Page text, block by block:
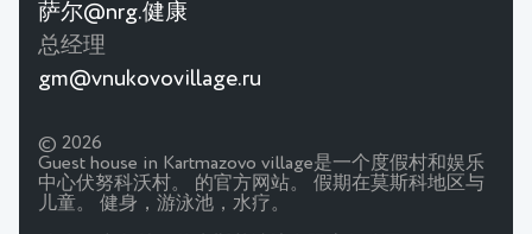
萨尔@nrg.健康
总经理
gm@vnukovovillage.ru
© 2026
Guest house in Kartmazovo village是一个度假村和娱乐
中心伏努科沃村。 的官方网站。 假期在莫斯科地区与
儿童。 健身，游泳池，水疗。